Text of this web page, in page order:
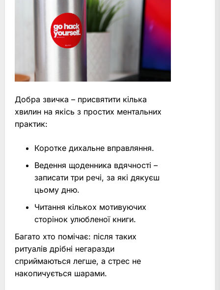
Добра звичка – присвятити кілька
хвилин на якісь з простих ментальних
практик:
Коротке дихальне вправляння.
Ведення щоденника вдячності –
записати три речі, за які дякуєш
цьому дню.
Читання кількох мотивуючих
сторінок улюбленої книги.
Багато хто помічає: після таких
ритуалів дрібні негаразди
сприймаються легше, а стрес не
накопичується шарами.